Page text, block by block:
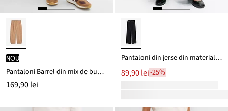
nou
Pantaloni Barrel din mix de bumbac și elastan
169,90 lei
Pantaloni din jerse din material Punto di Roma
89,90 lei-25%